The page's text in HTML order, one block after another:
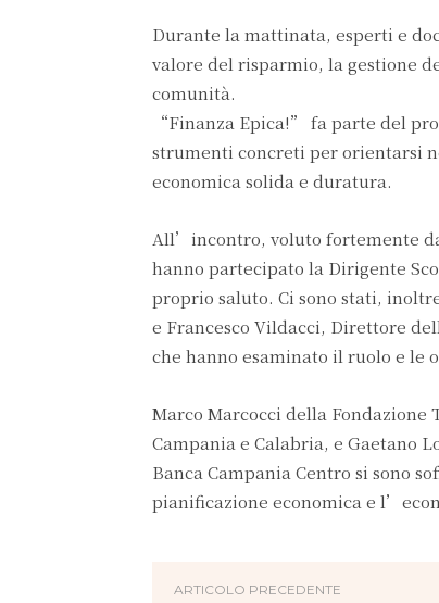
Durante la mattinata, esperti e
valore del risparmio, la gestione
comunità.
“Finanza Epica!” fa parte del
strumenti concreti per orientarsi
economica solida e duratura.
All’incontro, voluto fortemente
hanno partecipato la Dirigente
proprio saluto. Ci sono stati,
e Francesco Vildacci, Direttore
che hanno esaminato il ruolo e le
Marco Marcocci della Fondazione
Campania e Calabria, e Gaetano
Banca Campania Centro si sono
pianificazione economica e
ARTICOLO PRECEDENTE